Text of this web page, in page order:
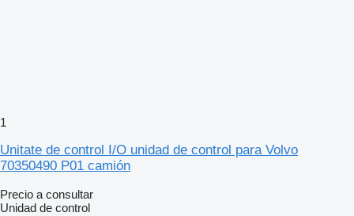
1
Unitate de control I/O unidad de control para Volvo
70350490 P01 camión
Precio a consultar
Unidad de control